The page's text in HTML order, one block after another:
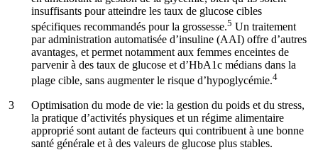
insuffisants pour atteindre les taux de glucose cibles
spécifiques recommandés pour la grossesse.5 Un traitement
par administration automatisée d’insuline (AAI) offre d’autres
avantages, et permet notamment aux femmes enceintes de
parvenir à des taux de glucose et d’HbA1c médians dans la
plage cible, sans augmenter le risque d’hypoglycémie.4
Optimisation du mode de vie: la gestion du poids et du stress,
la pratique d’activités physiques et un régime alimentaire
approprié sont autant de facteurs qui contribuent à une bonne
santé générale et à des valeurs de glucose plus stables.